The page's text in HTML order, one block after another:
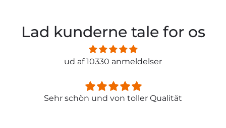
Lad kunderne tale for os
ud af 10330 anmeldelser
Sehr schön und von toller Qualität